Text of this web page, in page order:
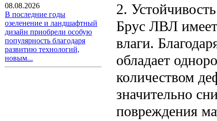
08.08.2026
В последние годы
озеленение и ландшафтный
дизайн приобрели особую
популярность благодаря
развитию технологий,
новым...
2.
Брус ЛВЛ
влаги.
обладает
количеством
значительно
повреждения